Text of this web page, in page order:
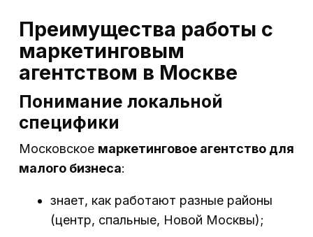
Преимущества работы с
маркетинговым
агентством в Москве
Понимание локальной
специфики
Московское маркетинговое агентство для
малого бизнеса:
знает, как работают разные районы
(центр, спальные, Новой Москвы);